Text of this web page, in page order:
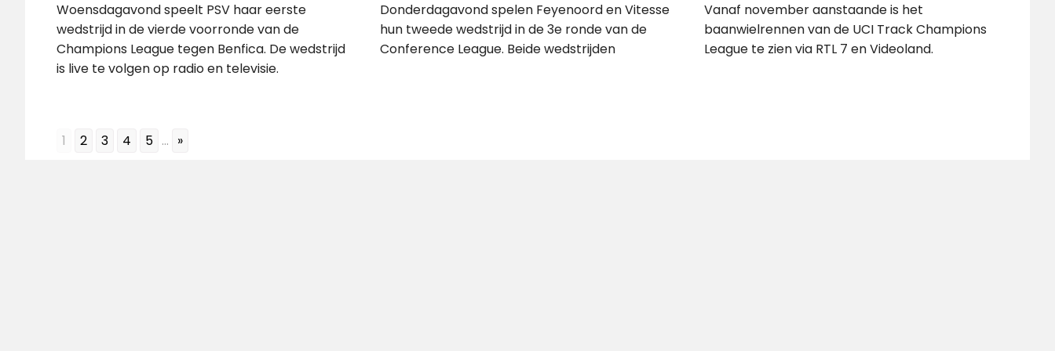
Woensdagavond speelt PSV haar eerste
wedstrijd in de vierde voorronde van de
Champions League tegen Benfica. De wedstrijd
is live te volgen op radio en televisie.
Donderdagavond spelen Feyenoord en Vitesse
hun tweede wedstrijd in de 3e ronde van de
Conference League. Beide wedstrijden
Vanaf november aanstaande is het
baanwielrennen van de UCI Track Champions
League te zien via RTL 7 en Videoland.
1 2 3 4 5 ... »